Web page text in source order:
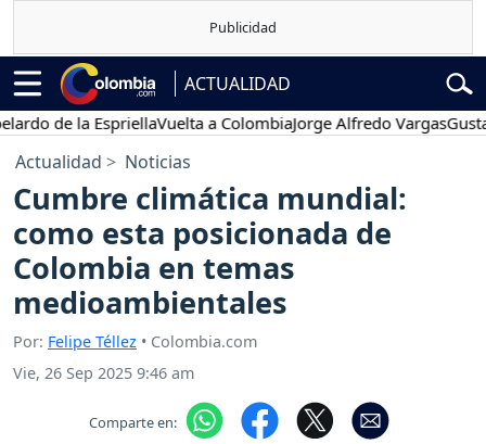
ACTUALIDAD
de la EspriellaVuelta a ColombiaJorge Alfredo VargasGustavo
Actualidad Noticias
Cumbre climática mundial:
como esta posicionada de
Colombia en temas
medioambientales
Por: Felipe Téllez • Colombia.com
Vie, 26 Sep 2025 9:46 am
Comparte en: